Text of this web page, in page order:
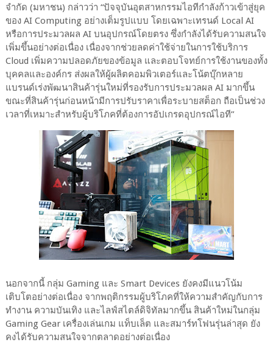
จำกัด (มหาชน) กล่าวว่า “ปัจจุบันอุตสาหกรรมไอทีกำลังก้าวเข้าสู่ยุค
ของ AI Computing อย่างเต็มรูปแบบ โดยเฉพาะเทรนด์ Local AI
หรือการประมวลผล AI บนอุปกรณ์โดยตรง ซึ่งกำลังได้รับความสนใจ
เพิ่มขึ้นอย่างต่อเนื่อง เนื่องจากช่วยลดค่าใช้จ่ายในการใช้บริการ
Cloud เพิ่มความปลอดภัยของข้อมูล และตอบโจทย์การใช้งานของทั้ง
บุคคลและองค์กร ส่งผลให้ผู้ผลิตคอมพิวเตอร์และโน้ตบุ๊กหลาย
แบรนด์เร่งพัฒนาสินค้ารุ่นใหม่ที่รองรับการประมวลผล AI มากขึ้น
ขณะที่สินค้ารุ่นก่อนหน้ามีการปรับราคาเพื่อระบายสต็อก ถือเป็นช่วง
เวลาที่เหมาะสำหรับผู้บริโภคที่ต้องการอัปเกรดอุปกรณ์ไอที”
นอกจากนี้ กลุ่ม Gaming และ Smart Devices ยังคงมีแนวโน้ม
เติบโตอย่างต่อเนื่อง จากพฤติกรรมผู้บริโภคที่ให้ความสำคัญกับการ
ทำงาน ความบันเทิง และไลฟ์สไตล์ดิจิทัลมากขึ้น สินค้าใหม่ในกลุ่ม
Gaming Gear เครื่องเล่นเกม แท็บเล็ต และสมาร์ทโฟนรุ่นล่าสุด ยัง
คงได้รับความสนใจจากตลาดอย่างต่อเนื่อง